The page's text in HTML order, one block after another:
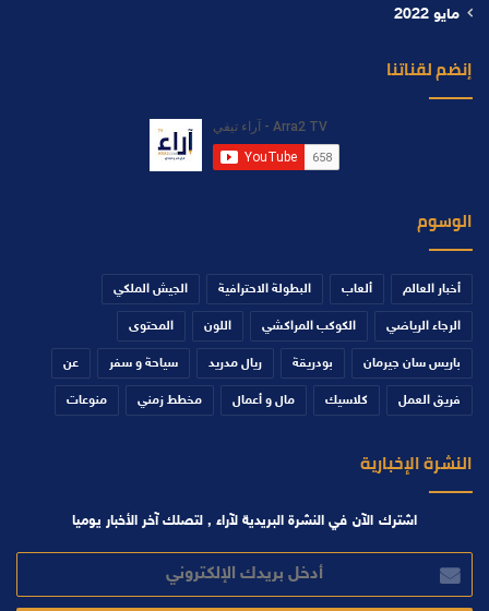
مايو 2022
إنضم لقناتنا
الوسوم
أخبار العالم ألعاب البطولة الاحترافية الجيش الملكي
الرجاء الرياضي الكوكب المراكشي اللون المحتوى
باريس سان جيرمان بودريقة ريال مدريد سياحة و سفر عن
فريق العمل كلاسيك مال و أعمال مخطط زمني منوعات
النشرة الإخبارية
اشترك الآن في النشرة البريدية لآراء , لتصلك آخر الأخبار يوميا
أدخل
بريدك
الإلكتروني